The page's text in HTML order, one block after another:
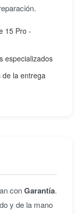
15 Pro -
especializados
la entrega
conGarantía.
y de la mano